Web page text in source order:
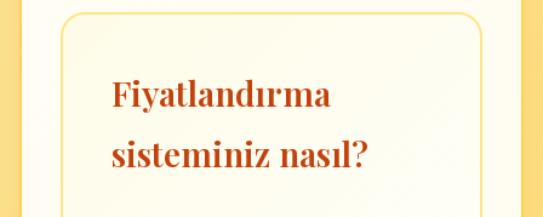
Fiyatlandırma
sisteminiz nasıl?